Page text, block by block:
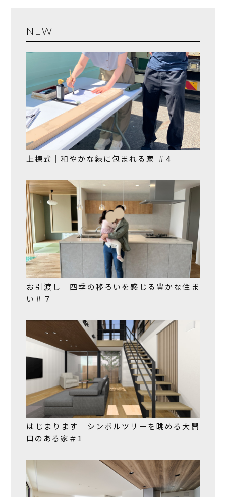
NEW
上棟式｜和やかな緑に包まれる家 ＃4
お引渡し｜四季の移ろいを感じる豊かな住ま
い＃７
はじまります｜シンボルツリーを眺める大開
口のある家＃1